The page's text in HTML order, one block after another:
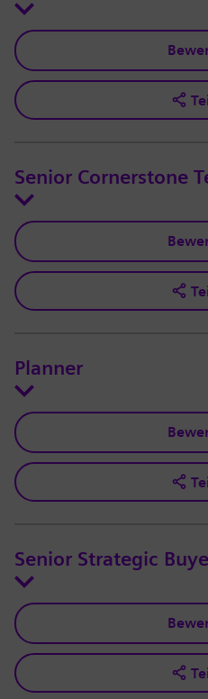
Senior Cornerstone
Planner
Senior Strategic